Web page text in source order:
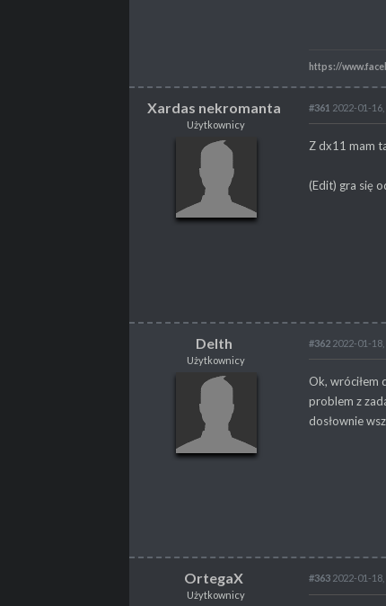
https://
Xardas nekromanta
Xardas nekromanta
Użytkownicy
#361 2022-01-
Z dx11 mam
(Edit) gra się
Delth
Delth
Użytkownicy
#362 2022-01-
Ok, wróciłem
problem z
dosłownie
OrtegaX
Użytkownicy
#363 2022-01-